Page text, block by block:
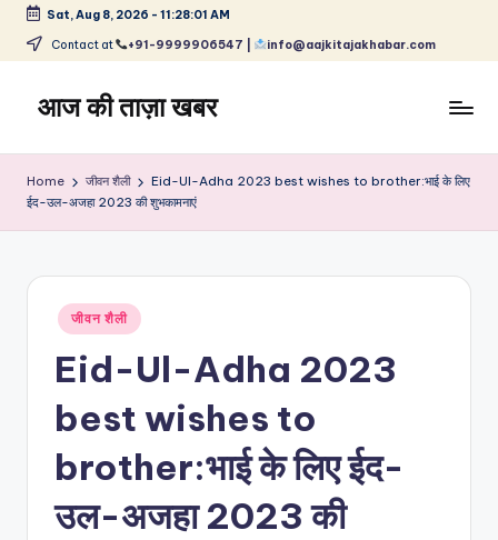
Skip
content
Sat, Aug 8, 2026 - 11:28:01 AM
Contact at +91-9999906547 | info@aajkitajakhabar.com
आज की ताज़ा खबर
खेल,
Home जीवन शैली
Eid-Ul-Adha 2023 best wishes to brother:भाई के लिए
ईद-उल-अजहा 2023 की शुभकामनाएं
Posted
in
जीवन शैली
Eid-Ul-Adha 2023
best wishes to
brother:भाई के लिए ईद-
उल-अजहा 2023 की